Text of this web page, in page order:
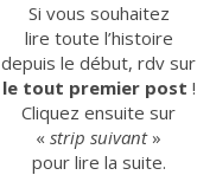
Si vous souhaitez
lire toute l’histoire
depuis le début, rdv sur
le tout premier post !
Cliquez ensuite sur
« strip suivant»
pour lire la suite.